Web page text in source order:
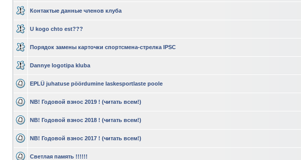
Контактые данные членов клуба
U kogo chto est???
Порядок замены карточки спортсмена-стрелка IPSC
Dannye logotipa kluba
EPLÜ juhatuse pöördumine laskesportlaste poole
NB! Годовой взнос 2019 ! (читать всем!)
NB! Годовой взнос 2018 ! (читать всем!)
NB! Годовой взнос 2017 ! (читать всем!)
Светлая память !!!!!!